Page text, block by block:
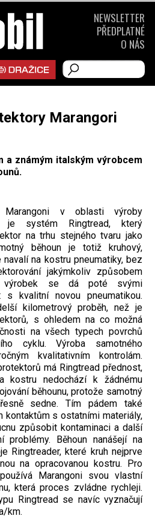
Marangori
a známým italským výrobcem
Marangoni v oblasti výroby
je systém Ringtread, který
na trhu stejného tvaru jako
běhoun je totiž kruhový,
na kostru pneumatiky, bez
jakýmkoliv způsobem
výrobek se dá poté svými
s kvalitní novou pneumatikou.
kilometrový proběh, než je
s ohledem na co možná
na všech typech povrchů
cyklu. Výroba samotného
kvalitativním kontrolám.
má Ringtread přednost,
kostru nedochází k žádnému
běhounu, protože samotný
sedne. Tím pádem také
kontaktům s ostatními materiály,
způsobit kontaminaci a další
Běhoun nanášejí na
Ringtreader, které kruh nejprve
na opracovanou kostru. Pro
Marangoni svou vlastní
která proces zvládne rychleji.
Ringtread se navíc vyznačují
km.
NEWSLETTER
PŘEDPLATNÉ
O NÁS